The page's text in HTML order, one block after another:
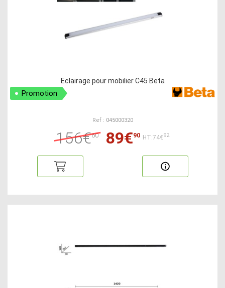
Eclairage pour mobilier C45 Beta
Promotion
Ref : 045000320
156€60 89€90 HT:74€92